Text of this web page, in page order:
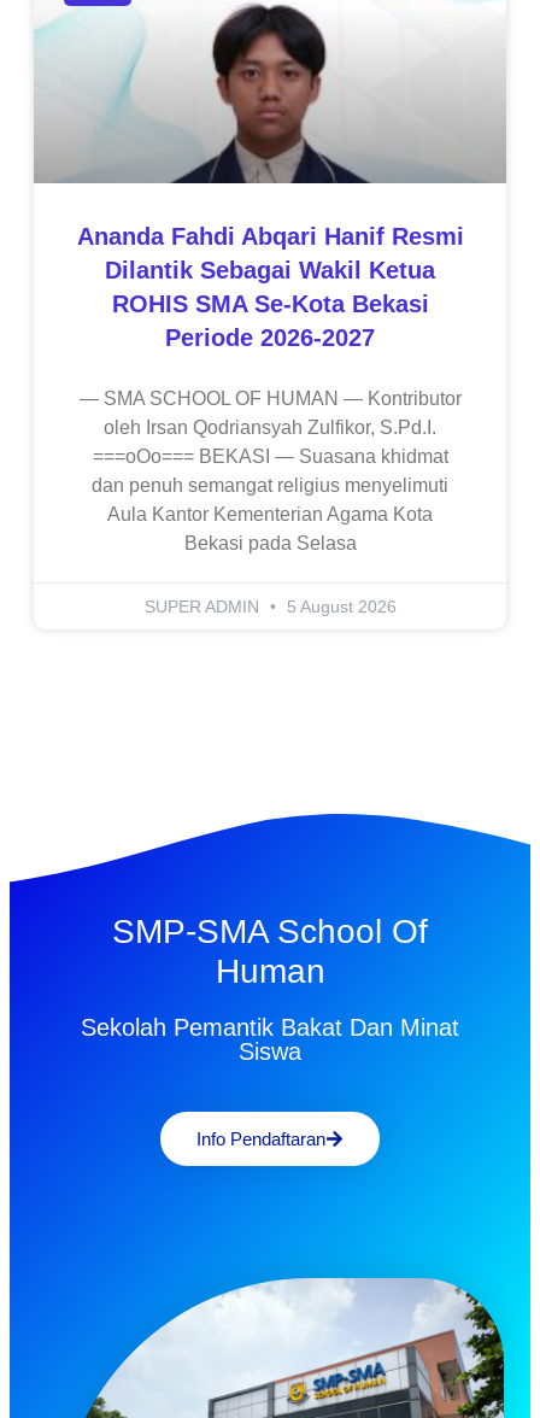
Ananda Fahdi Abqari Hanif Resmi
Dilantik Sebagai Wakil Ketua
ROHIS SMA Se-Kota Bekasi
Periode 2026-2027
— SMA SCHOOL OF HUMAN — Kontributor
oleh Irsan Qodriansyah Zulfikor, S.Pd.I.
===oOo=== BEKASI — Suasana khidmat
dan penuh semangat religius menyelimuti
Aula Kantor Kementerian Agama Kota
Bekasi pada Selasa
SUPER ADMIN 5 August 2026
SMP-SMA School Of
Human
Sekolah Pemantik Bakat Dan Minat
Siswa
Info Pendaftaran